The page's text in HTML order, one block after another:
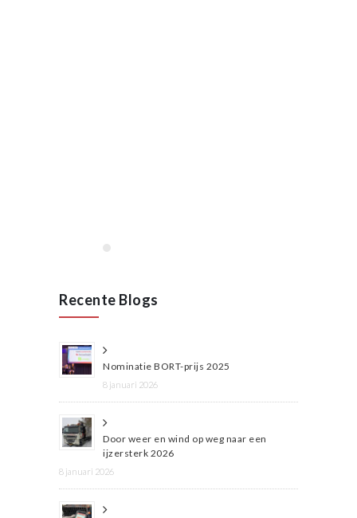
Recente Blogs
Nominatie BORT-prijs 2025
8 januari 2026
Door weer en wind op weg naar een
ijzersterk 2026
8 januari 2026